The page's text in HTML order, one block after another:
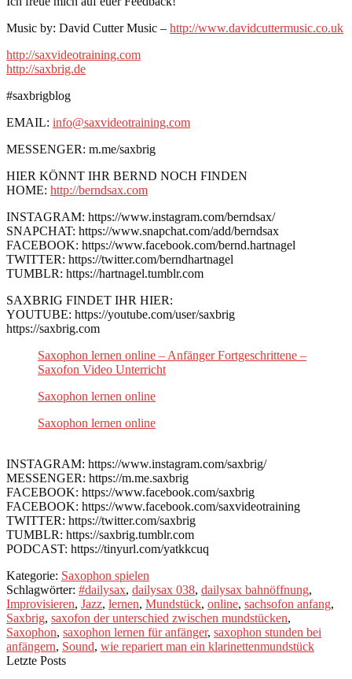
Music by: David Cutter Music – http://www.davidcuttermusic.co.uk
http://saxvideotraining.com
http://saxbrig.de
#saxbrigblog
EMAIL: info@saxvideotraining.com
MESSENGER: m.me/saxbrig
HIER KÖNNT IHR BERND NOCH FINDEN
HOME: http://berndsax.com
INSTAGRAM: https://www.instagram.com/berndsax/
SNAPCHAT: https://www.snapchat.com/add/berndsax
FACEBOOK: https://www.facebook.com/bernd.hartnagel
TWITTER: https://twitter.com/berndhartnagel
TUMBLR: https://hartnagel.tumblr.com
SAXBRIG FINDET IHR HIER:
YOUTUBE: https://youtube.com/user/saxbrig
https://saxbrig.com
Saxophon lernen online – Anfänger Fortgeschrittene –
Saxofon Video Unterricht
Saxophon lernen online
Saxophon lernen online
INSTAGRAM: https://www.instagram.com/saxbrig/
MESSENGER: https://m.me.saxbrig
FACEBOOK: https://www.facebook.com/saxbrig
FACEBOOK: https://www.facebook.com/saxvideotraining
TWITTER: https://twitter.com/saxbrig
TUMBLR: https://saxbrig.tumblr.com
PODCAST: https://tinyurl.com/yatkkcuq
Kategorie: Saxophon spielen
Schlagwörter: #dailysax, dailysax 038, dailysax bahnöffnung,
Improvisieren, Jazz, lernen, Mundstück, online, sachsofon anfang,
Saxbrig, saxofon der unterschied zwischen mundstücken,
Saxophon, saxophon lernen für anfänger, saxophon stunden bei
anfängern, Sound, wie repariert man ein klarinettenmundstück
Letzte Posts